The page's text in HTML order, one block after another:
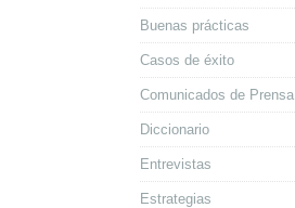
Buenas prácticas
Casos de éxito
Comunicados de Prensa
Diccionario
Entrevistas
Estrategias